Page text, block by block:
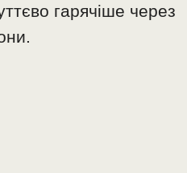
гарячіше через